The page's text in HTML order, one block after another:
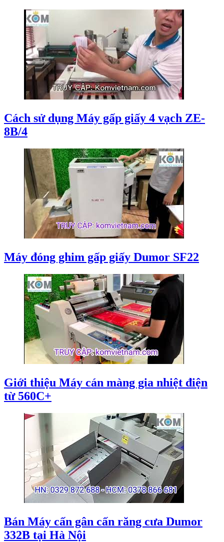
Cách sử dụng Máy gấp giấy 4 vạch ZE-
8B/4
Máy đóng ghim gấp giấy Dumor SF22
Giới thiệu Máy cán màng gia nhiệt điện
từ 560C+
Bán Máy cấn gân cấn răng cưa Dumor
332B tại Hà Nội